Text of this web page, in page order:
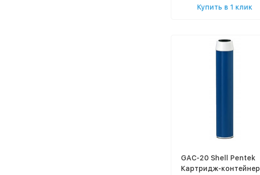
Купить в 1 клик
GAC-20 Shell Pentek
Картридж-контейнер